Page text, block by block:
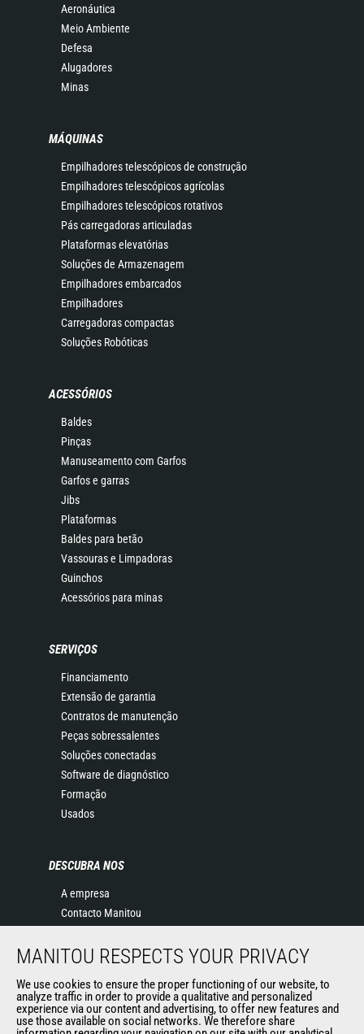
Aeronáutica
Meio Ambiente
Defesa
Alugadores
Minas
MÁQUINAS
Empilhadores telescópicos de construção
Empilhadores telescópicos agrícolas
Empilhadores telescópicos rotativos
Pás carregadoras articuladas
Plataformas elevatórias
Soluções de Armazenagem
Empilhadores embarcados
Empilhadores
Carregadoras compactas
Soluções Robóticas
ACESSÓRIOS
Baldes
Pinças
Manuseamento com Garfos
Garfos e garras
Jibs
Plataformas
Baldes para betão
Vassouras e Limpadoras
Guinchos
Acessórios para minas
SERVIÇOS
Financiamento
Extensão de garantia
Contratos de manutenção
Peças sobressalentes
Soluções conectadas
Software de diagnóstico
Formação
Usados
DESCUBRA NOS
A empresa
Contacto Manitou
Eventos
História
General Terms and Conditions of Sale
MANITOU RESPECTS YOUR PRIVACY
We use cookies to ensure the proper functioning of our website, to
analyze traffic in order to provide a qualitative and personalized
experience via our content and advertising, to offer new features and
use those available on social networks. We therefore share